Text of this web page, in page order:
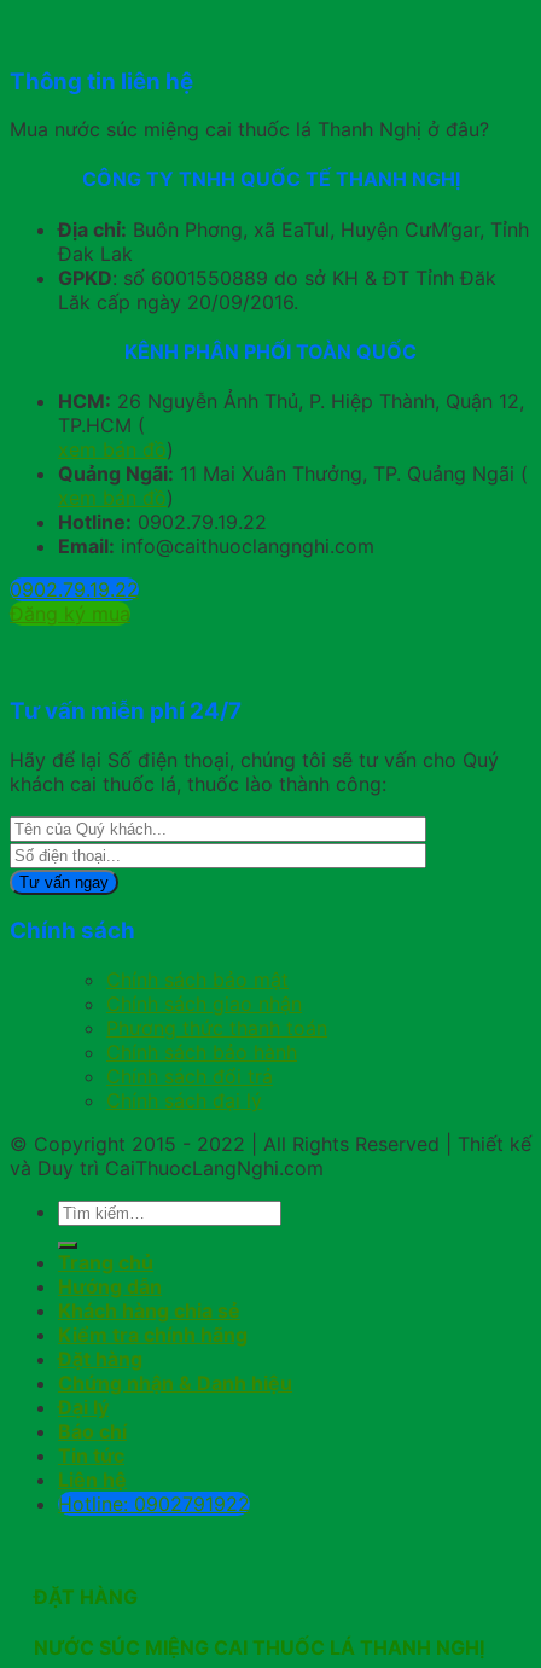
Thông tin liên hệ
Mua nước súc miệng cai thuốc lá Thanh Nghị ở đâu?
CÔNG TY TNHH QUỐC TẾ THANH NGHỊ
Địa chỉ: Buôn Phơng, xã EaTul, Huyện CưM’gar, Tỉnh
Đak Lak
GPKD: số 6001550889 do sở KH & ĐT Tỉnh Đăk
Lăk cấp ngày 20/09/2016.
KÊNH PHÂN PHỐI TOÀN QUỐC
HCM: 26 Nguyễn Ảnh Thủ, P. Hiệp Thành, Quận 12,
TP.HCM (
xem bản đồ)
Quảng Ngãi: 11 Mai Xuân Thưởng, TP. Quảng Ngãi (
xem bản đồ)
Hotline: 0902.79.19.22
Email: info@caithuoclangnghi.com
0902.79.19.22
Đăng ký mua
Tư vấn miễn phí 24/7
Hãy để lại Số điện thoại, chúng tôi sẽ tư vấn cho Quý
khách cai thuốc lá, thuốc lào thành công:
Chính sách
Chính sách bảo mật
Chính sách giao nhận
Phương thức thanh toán
Chính sách bảo hành
Chính sách đổi trả
Chính sách đại lý
© Copyright 2015 - 2022 | All Rights Reserved | Thiết kế
và Duy trì CaiThuocLangNghi.com
Trang chủ
Hướng dẫn
Khách hàng chia sẻ
Kiểm tra chính hãng
Đặt hàng
Chứng nhận & Danh hiệu
Đại lý
Báo chí
Tin tức
Liên hệ
Hotline: 0902791922
ĐẶT HÀNG
NƯỚC SÚC MIỆNG CAI THUỐC LÁ THANH NGHỊ